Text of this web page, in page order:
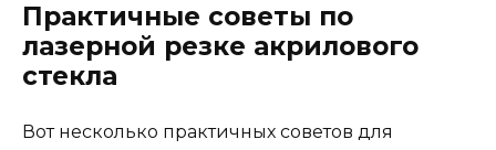
Практичные советы по
лазерной резке акрилового
стекла
Вот несколько практичных советов для